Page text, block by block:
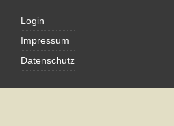
Login
Impressum
Datenschutz